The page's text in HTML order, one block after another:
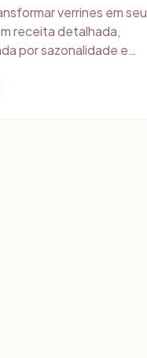
verrines em seu
receita detalhada,
por sazonalidade e